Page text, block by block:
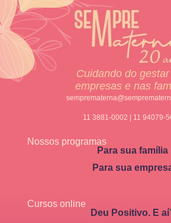
Cuidando do
empresas e nas
11 3881-0002 | 11 94079-
Nossos programas
Para sua família
Para sua
Cursos online
Deu Positivo. E